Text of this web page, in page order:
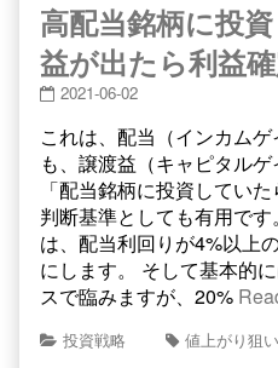
高配当銘柄に投
益が出たら利益
2021-06-02
これは、配当（インカム
も、譲渡益（キャピタルゲ
「配当銘柄に投資してい
判断基準としても有用で
は、配当利回りが4%以上
にします。 そして基本的
スで臨みますが、20%
投資戦略 値上がり狙い